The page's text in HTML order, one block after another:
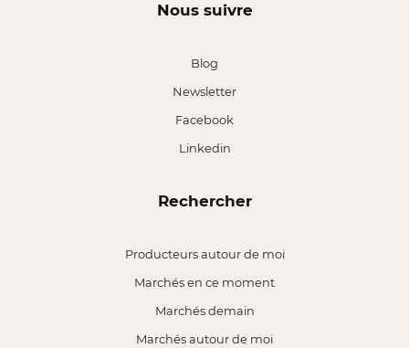
Nous suivre
Blog
Newsletter
Facebook
Linkedin
Rechercher
Producteurs autour de moi
Marchés en ce moment
Marchés demain
Marchés autour de moi